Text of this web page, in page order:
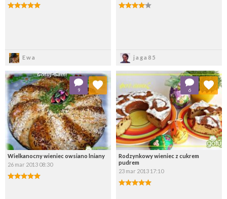
Ewa jaga85
Wielkanocny wieniec owsiano lniany
26 mar 2013 08:30
9
Dodaj do ulubionych
Wybierz listę:
Rodzynkowy wieniec z cukrem
pudrem
23 mar 2013 17:10
6
Dodaj do ulubionych
Wybierz listę: